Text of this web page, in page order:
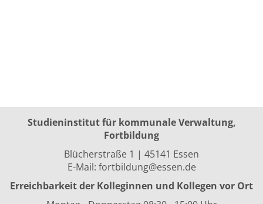
Studieninstitut für kommunale Verwaltung,
Fortbildung
Blücherstraße 1 | 45141 Essen
E-Mail: fortbildung@essen.de
Erreichbarkeit der Kolleginnen und Kollegen vor Ort